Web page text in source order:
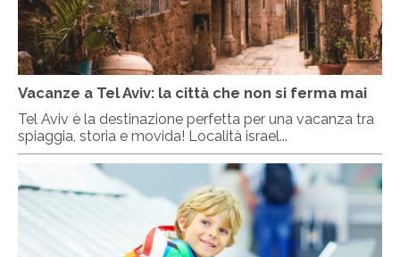
Vacanze a Tel Aviv: la città che non si ferma mai
Tel Aviv è la destinazione perfetta per una vacanza tra
spiaggia, storia e movida! Località israel...